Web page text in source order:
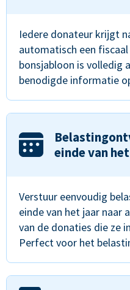
Iedere donateur krijgt
automatisch een
bonsjabloon is volledig
benodigde informatie
einde van
Verstuur eenvoudig
einde van het jaar naar
van de donaties die ze
Perfect voor het